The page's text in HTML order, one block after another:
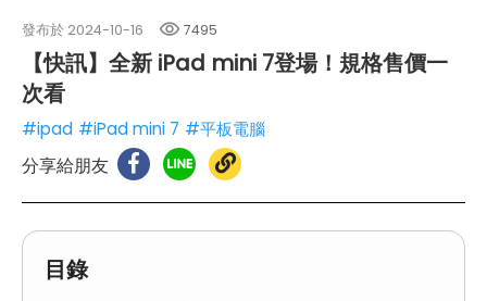
發布於 2024-10-16 7495
【快訊】全新 iPad mini 7登場！規格售價一
次看
#ipad #iPad mini 7 #平板電腦
分享給朋友
目錄